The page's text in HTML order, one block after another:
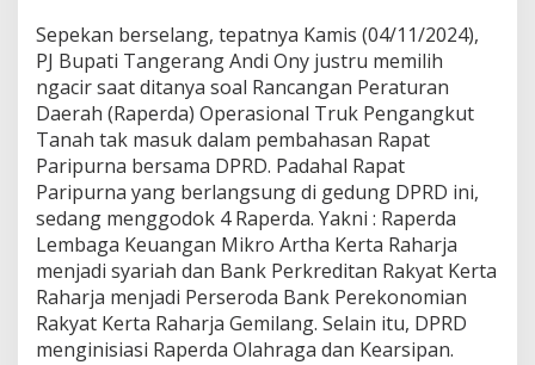
Sepekan berselang, tepatnya Kamis (04/11/2024),
PJ Bupati Tangerang Andi Ony justru memilih
ngacir saat ditanya soal Rancangan Peraturan
Daerah (Raperda) Operasional Truk Pengangkut
Tanah tak masuk dalam pembahasan Rapat
Paripurna bersama DPRD. Padahal Rapat
Paripurna yang berlangsung di gedung DPRD ini,
sedang menggodok 4 Raperda. Yakni : Raperda
Lembaga Keuangan Mikro Artha Kerta Raharja
menjadi syariah dan Bank Perkreditan Rakyat Kerta
Raharja menjadi Perseroda Bank Perekonomian
Rakyat Kerta Raharja Gemilang. Selain itu, DPRD
menginisiasi Raperda Olahraga dan Kearsipan.